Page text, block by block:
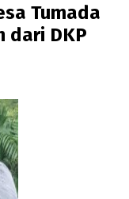
Tumada
dari DKP